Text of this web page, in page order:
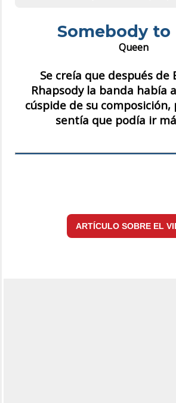
Somebody to
Queen
Se creía que después de
Rhapsody la banda había
cúspide de su composición,
sentía que podía ir
ARTÍCULO SOBRE EL